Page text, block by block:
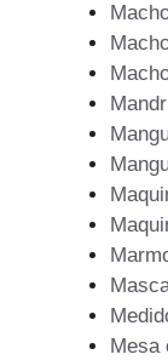
Mesa